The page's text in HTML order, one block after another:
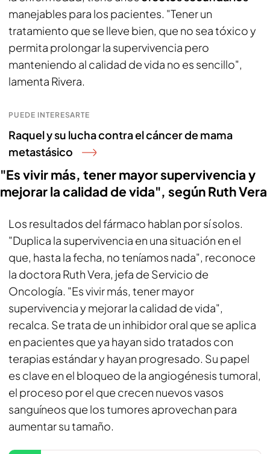
manejables para los pacientes. "Tener un
tratamiento que se lleve bien, que no sea tóxico y
permita prolongar la supervivencia pero
manteniendo al calidad de vida no es sencillo",
lamenta Rivera.
PUEDE INTERESARTE
Raquel y su lucha contra el cáncer de mama
metastásico
"Es vivir más, tener mayor supervivencia y
mejorar la calidad de vida", según Ruth Vera
Los resultados del fármaco hablan por sí solos.
"Duplica la supervivencia en una situación en el
que, hasta la fecha, no teníamos nada", reconoce
la doctora Ruth Vera, jefa de Servicio de
Oncología. "Es vivir más, tener mayor
supervivencia y mejorar la calidad de vida",
recalca. Se trata de un inhibidor oral que se aplica
en pacientes que ya hayan sido tratados con
terapias estándar y hayan progresado. Su papel
es clave en el bloqueo de la angiogénesis tumoral,
el proceso por el que crecen nuevos vasos
sanguíneos que los tumores aprovechan para
aumentar su tamaño.